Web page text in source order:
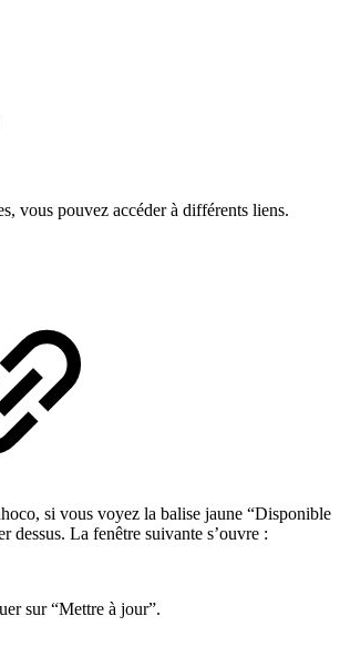
vous pouvez accéder à différents liens.
si vous voyez la balise jaune “Disponible
dessus. La fenêtre suivante s’ouvre :
sur “Mettre à jour”.